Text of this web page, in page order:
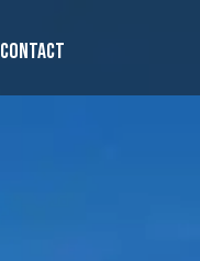
CONTACT